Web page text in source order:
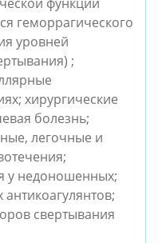
геморрагического
уровней
;
хирургические
болезнь;
легочные и
у недоношенных;
свертывания